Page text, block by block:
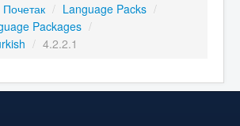
Почетак / Language Packs /
Packages /
/ 4.2.2.1